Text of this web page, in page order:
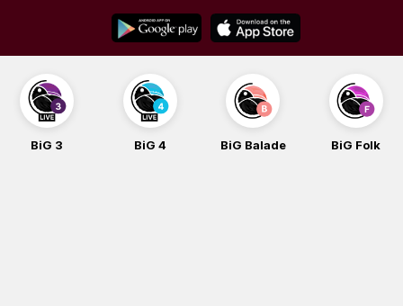
content
BiG 3 BiG 4 BiG Balade BiG Folk